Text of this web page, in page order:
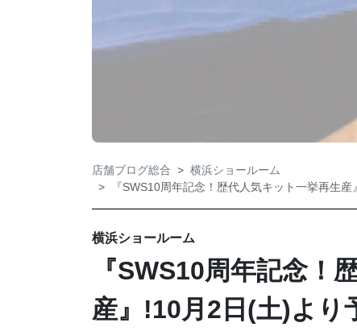
店舗ブログ総合
横浜ショールーム
『SWS10周年記念！歴代人気キット一挙再生
横浜ショールーム
『SWS10周年記念！
産』!10月2日(土)より